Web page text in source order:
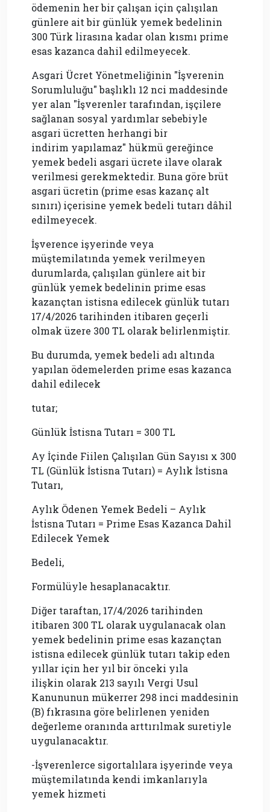
ödemenin her bir çalışan için çalışılan
günlere ait bir günlük yemek bedelinin
300 Türk lirasına kadar olan kısmı prime
esas kazanca dahil edilmeyecek.
Asgari Ücret Yönetmeliğinin "İşverenin
Sorumluluğu" başlıklı 12 nci maddesinde
yer alan "İşverenler tarafından, işçilere
sağlanan sosyal yardımlar sebebiyle
asgari ücretten herhangi bir
indirim yapılamaz" hükmü gereğince
yemek bedeli asgari ücrete ilave olarak
verilmesi gerekmektedir. Buna göre brüt
asgari ücretin (prime esas kazanç alt
sınırı) içerisine yemek bedeli tutarı dâhil
edilmeyecek.
İşverence işyerinde veya
müştemilatında yemek verilmeyen
durumlarda, çalışılan günlere ait bir
günlük yemek bedelinin prime esas
kazançtan istisna edilecek günlük tutarı
17/4/2026 tarihinden itibaren geçerli
olmak üzere 300 TL olarak belirlenmiştir.
Bu durumda, yemek bedeli adı altında
yapılan ödemelerden prime esas kazanca
dahil edilecek
tutar;
Günlük İstisna Tutarı = 300 TL
Ay İçinde Fiilen Çalışılan Gün Sayısı x 300
TL (Günlük İstisna Tutarı) = Aylık İstisna
Tutarı,
Aylık Ödenen Yemek Bedeli – Aylık
İstisna Tutarı = Prime Esas Kazanca Dahil
Edilecek Yemek
Bedeli,
Formülüyle hesaplanacaktır.
Diğer taraftan, 17/4/2026 tarihinden
itibaren 300 TL olarak uygulanacak olan
yemek bedelinin prime esas kazançtan
istisna edilecek günlük tutarı takip eden
yıllar için her yıl bir önceki yıla
ilişkin olarak 213 sayılı Vergi Usul
Kanununun mükerrer 298 inci maddesinin
(B) fıkrasına göre belirlenen yeniden
değerleme oranında arttırılmak suretiyle
uygulanacaktır.
-İşverenlerce sigortalılara işyerinde veya
müştemilatında kendi imkanlarıyla
yemek hizmeti